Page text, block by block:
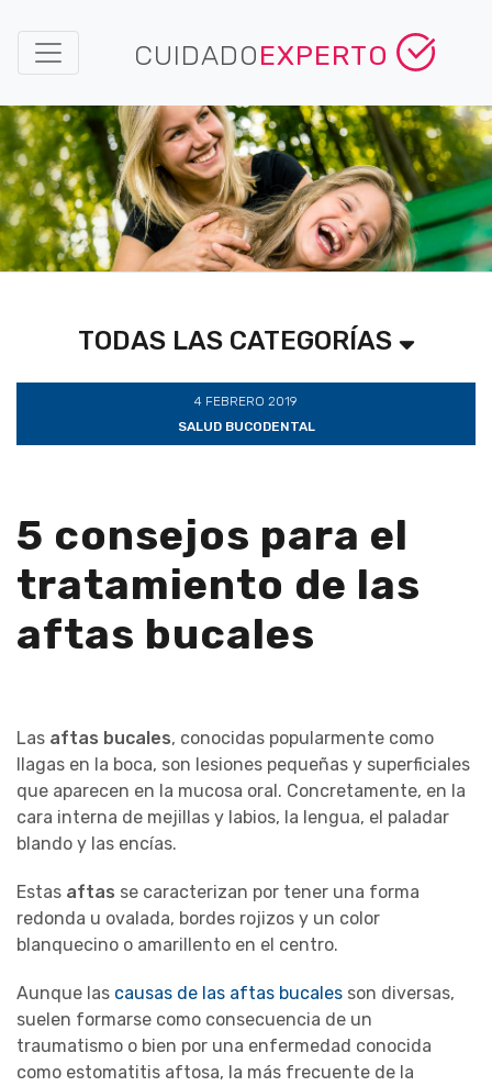
CUIDADOEXPERTO
TODAS LAS CATEGORÍAS
4 FEBRERO 2019
SALUD BUCODENTAL
5 consejos para el
tratamiento de las
aftas bucales
Las aftas bucales, conocidas popularmente como
llagas en la boca, son lesiones pequeñas y superficiales
que aparecen en la mucosa oral. Concretamente, en la
cara interna de mejillas y labios, la lengua, el paladar
blando y las encías.
Estas aftas se caracterizan por tener una forma
redonda u ovalada, bordes rojizos y un color
blanquecino o amarillento en el centro.
Aunque las causas de las aftas bucales son diversas,
suelen formarse como consecuencia de un
traumatismo o bien por una enfermedad conocida
como estomatitis aftosa, la más frecuente de la